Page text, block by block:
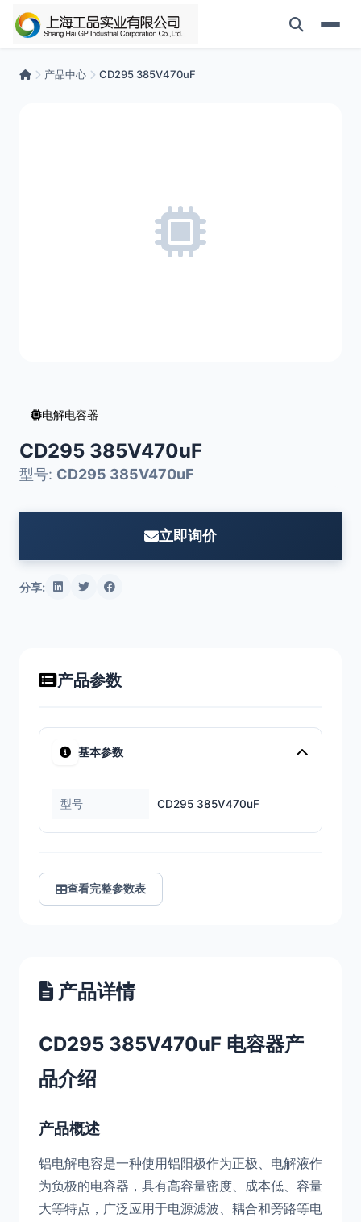
产品中心 CD295 385V470uF
电解电容器
CD295 385V470uF
型号: CD295 385V470uF
立即询价
分享:
产品参数
基本参数
型号 CD295 385V470uF
查看完整参数表
产品详情
CD295 385V470uF 电容器产
品介绍
产品概述
铝电解电容是一种使用铝阳极作为正极、电解液作
为负极的电容器，具有高容量密度、成本低、容量
大等特点，广泛应用于电源滤波、耦合和旁路等电